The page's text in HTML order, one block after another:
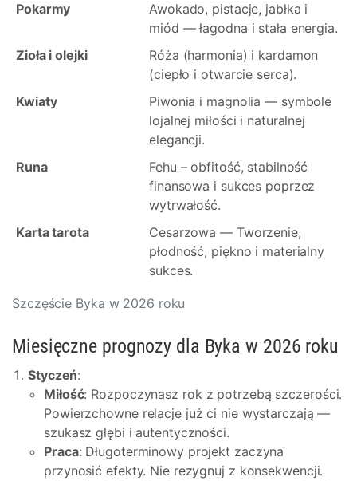
Szczęście Byka w 2026 roku
Pokarmy
Awokado, pistacje, jabłka i
miód — łagodna i stała energia.
Zioła i olejki
Róża (harmonia) i kardamon
(ciepło i otwarcie serca).
Kwiaty
Piwonia i magnolia — symbole
lojalnej miłości i naturalnej
elegancji.
Runa
Fehu – obfitość, stabilność
finansowa i sukces poprzez
wytrwałość.
Karta tarota
Cesarzowa — Tworzenie,
płodność, piękno i materialny
sukces.
Miesięczne prognozy dla Byka w 2026 roku
Styczeń:
Miłość: Rozpoczynasz rok z potrzebą szczerości.
Powierzchowne relacje już ci nie wystarczają —
szukasz głębi i autentyczności.
Praca: Długoterminowy projekt zaczyna
przynosić efekty. Nie rezygnuj z konsekwencji.